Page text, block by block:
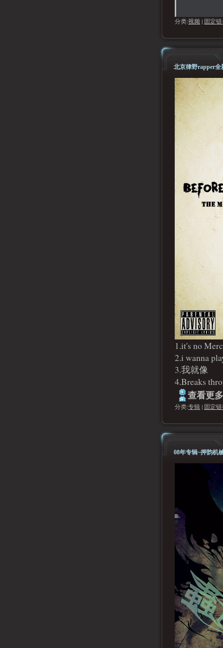
分类:视频| 固定
北京律野rapper全
1.it's no
2.i wanna
3.我就像
4.Breaks
查看更
分类:专辑| 固定
08年专辑~押韵机